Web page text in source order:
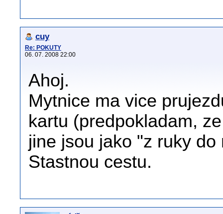
cuy
Re: POKUTY
06. 07. 2008 22:00
Ahoj.
Mytnice ma vice
kartu (predpokladam,
jine jsou jako "z ruky
Stastnou cestu.